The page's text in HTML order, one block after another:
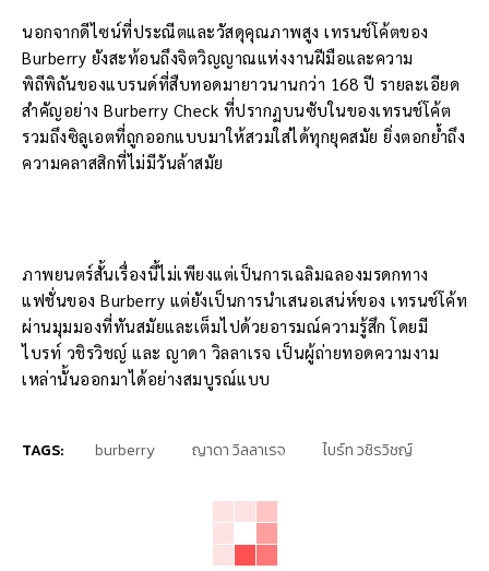
นอกจากดีไซน์ที่ประณีตและวัสดุคุณภาพสูง เทรนช์โค้ตของ
Burberry ยังสะท้อนถึงจิตวิญญาณแห่งงานฝีมือและความ
พิถีพิถันของแบรนด์ที่สืบทอดมายาวนานกว่า 168 ปี รายละเอียด
สำคัญอย่าง Burberry Check ที่ปรากฏบนซับในของเทรนช์โค้ต
รวมถึงซิลูเอตที่ถูกออกแบบมาให้สวมใส่ได้ทุกยุคสมัย ยิ่งตอกย้ำถึง
ความคลาสสิกที่ไม่มีวันล้าสมัย
ภาพยนตร์สั้นเรื่องนี้ไม่เพียงแต่เป็นการเฉลิมฉลองมรดกทาง
แฟชั่นของ Burberry แต่ยังเป็นการนำเสนอเสน่ห์ของ เทรนช์โค้ท
ผ่านมุมมองที่ทันสมัยและเต็มไปด้วยอารมณ์ความรู้สึก โดยมี
ไบรท์ วชิรวิชญ์ และ ญาดา วิลลาเรจ เป็นผู้ถ่ายทอดความงาม
เหล่านั้นออกมาได้อย่างสมบูรณ์แบบ
TAGS: burberry ญาดา วิลลาเรจ ไบร์ท วชิรวิชญ์